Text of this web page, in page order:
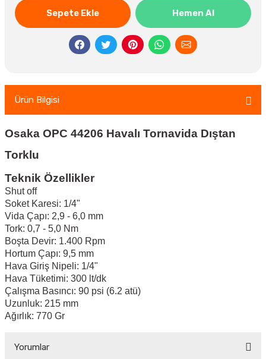
Sepete Ekle Hemen Al
Ürün Bilgisi
Osaka OPC 44206 Havalı Tornavida Dıştan
Torklu
Teknik Özellikler
Shut off
Soket Karesi: 1/4"
Vida Çapı: 2,9 - 6,0 mm
Tork: 0,7 - 5,0 Nm
Boşta Devir: 1.400 Rpm
Hortum Çapı: 9,5 mm
Hava Giriş Nipeli: 1/4"
Hava Tüketimi: 300 lt/dk
Çalışma Basıncı: 90 psi (6.2 atü)
Uzunluk: 215 mm
Ağırlık: 770 Gr
Yorumlar